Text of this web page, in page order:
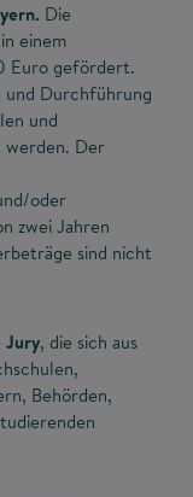
Die
einem
Euro gefördert.
Durchführung
und
werden. Der
oder
zwei Jahren
sind nicht
Jury, die sich aus
Behörden,